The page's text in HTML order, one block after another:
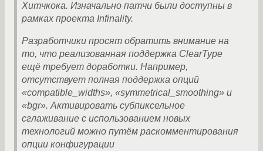
Хитчкока. Изначально патчи были доступны в
рамках проекта Infinality.
Разработчики просят обратить внимание на
то, что реализованная поддержка ClearType
ещё требует доработки. Например,
отсутствует полная поддержка опций
«compatible_widths», «symmetrical_smoothing» и
«bgr». Активировать субпиксельное
сглаживание с использованием новых
технологий можно путём раскомментирования
опции конфигурации